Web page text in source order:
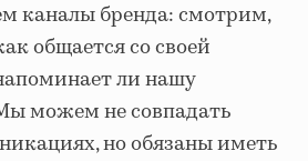
каналы бренда: смотрим,
общается со своей
ли нашу
можем не совпадать
но обязаны иметь